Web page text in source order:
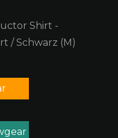
Shirt -
/ Schwarz (M)